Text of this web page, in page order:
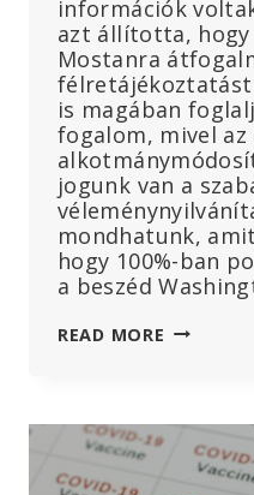
információk
azt állította, hogy
Mostanra
is magában
fogalom, mivel az
jogunk van a
mondhatunk,
hogy 100%-ban
a beszéd
READ MORE AZ
MIUTÁN